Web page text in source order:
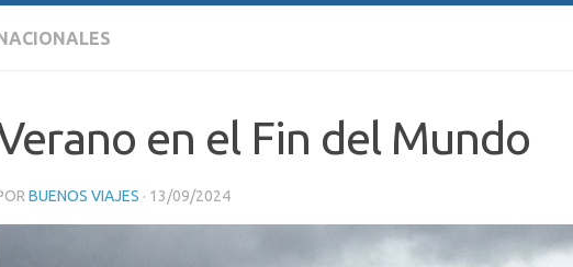
en el Fin del Mundo
BUENOS VIAJES · 13/09/2024